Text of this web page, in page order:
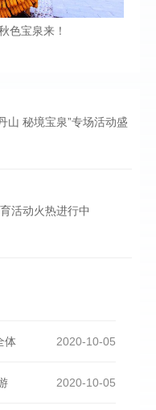
色宝泉来！
山 秘境宝泉”专场活动盛
活动火热进行中
2020-10-05
体
2020-10-05